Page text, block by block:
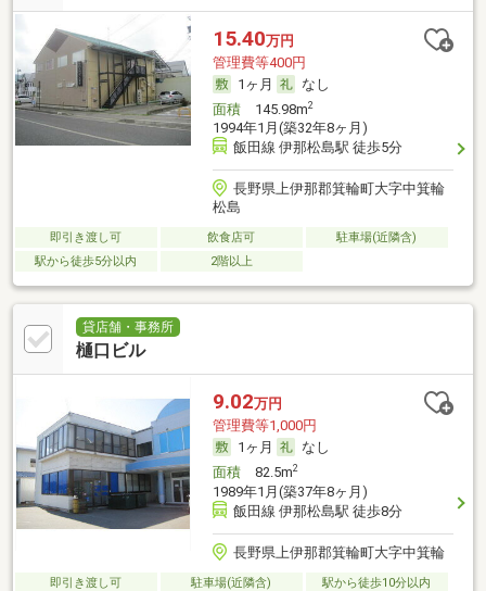
15.40万円
管理費等400円
1ヶ月
なし
面積145.98m2
1994年1月(築32年8ヶ月)
飯田線 伊那松島駅 徒歩5分
長野県上伊那郡箕輪町大字中箕輪
松島
即引き渡し可 飲食店可
駐車場(近隣含)
駅から徒歩5分以内
2階以上
貸店舗・事務所
樋口ビル
9.02万円
管理費等1,000円
1ヶ月
なし
面積82.5m2
1989年1月(築37年8ヶ月)
飯田線 伊那松島駅 徒歩8分
長野県上伊那郡箕輪町大字中箕輪
即引き渡し可 駐車場(近隣含)
駅から徒歩10分以内